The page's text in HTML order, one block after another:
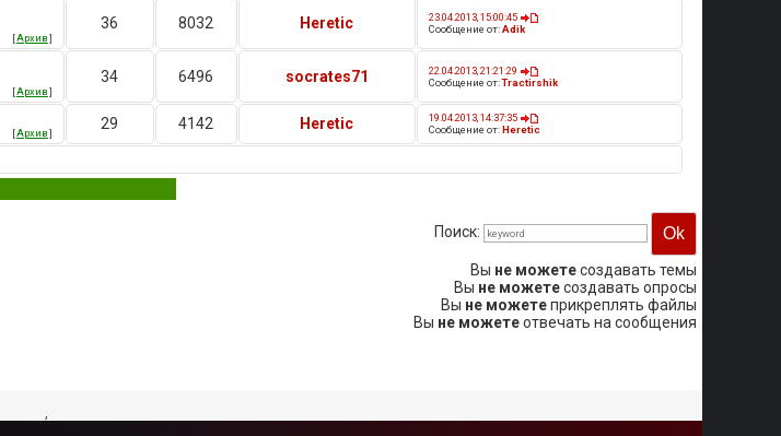
[Архив]
36 8032 Heretic
23.04.2013, 15:00:45
Сообщение от:Adik
[Архив]
34 6496 socrates71
22.04.2013, 21:21:29
Сообщение от:Tractirshik
[Архив]
29 4142 Heretic
19.04.2013, 14:37:35
Сообщение от:Heretic
Поиск:
Вы не можетесоздавать темы
Вы не можетесоздавать опросы
Вы не можетеприкреплять файлы
Вы не можетеотвечать на сообщения
,